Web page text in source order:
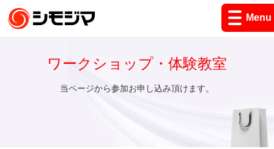
Menu
ワークショップ・体験教室
当ページから参加お申し込み頂けます。